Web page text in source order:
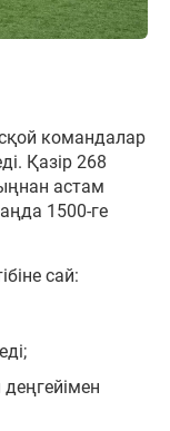
командалар
Қазір 268
астам
1500-ге
сай: